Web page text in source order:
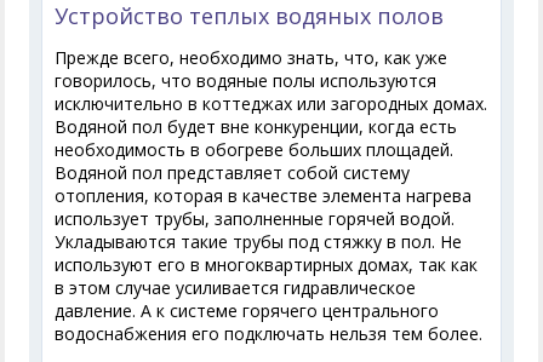
Устройство теплых водяных полов
Прежде всего, необходимо знать, что, как уже
говорилось, что водяные полы используются
исключительно в коттеджах или загородных домах.
Водяной пол будет вне конкуренции, когда есть
необходимость в обогреве больших площадей.
Водяной пол представляет собой систему
отопления, которая в качестве элемента нагрева
использует трубы, заполненные горячей водой.
Укладываются такие трубы под стяжку в пол. Не
используют его в многоквартирных домах, так как
в этом случае усиливается гидравлическое
давление. А к системе горячего центрального
водоснабжения его подключать нельзя тем более.